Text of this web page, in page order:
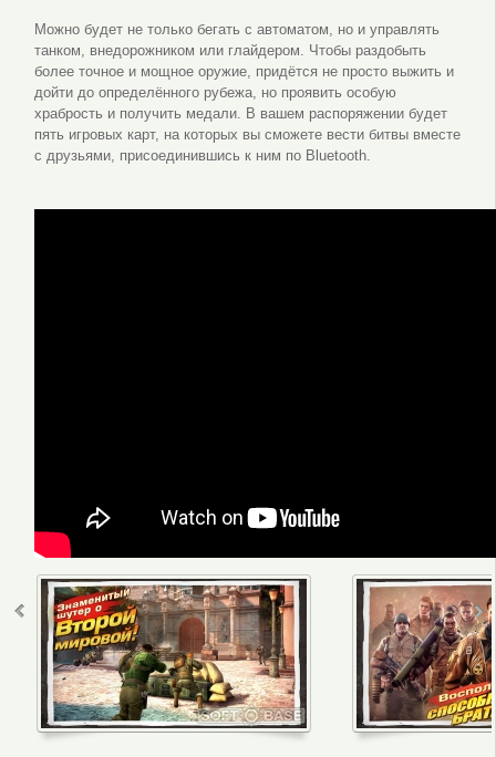
Можно будет не только бегать с автоматом, но и управлять
танком, внедорожником или глайдером. Чтобы раздобыть
более точное и мощное оружие, придётся не просто выжить и
дойти до определённого рубежа, но проявить особую
храбрость и получить медали. В вашем распоряжении будет
пять игровых карт, на которых вы сможете вести битвы вместе
с друзьями, присоединившись к ним по Bluetooth.